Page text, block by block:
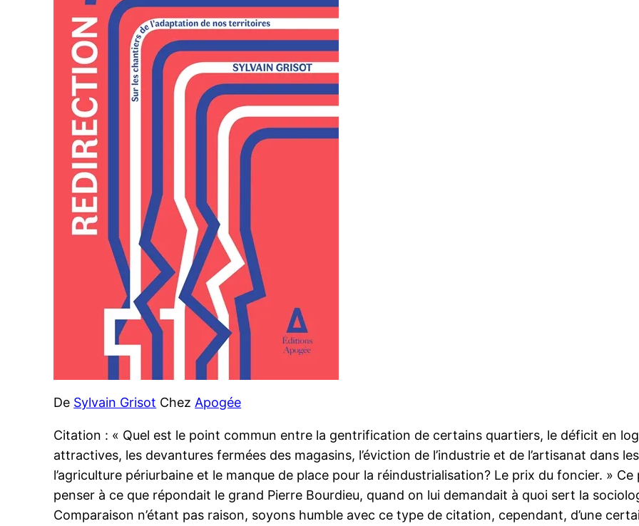
De Sylvain Grisot Chez Apogée
Citation : « Quel est le point commun entre la gentrification de certains quartiers, le déficit en
attractives, les devantures fermées des magasins, l’éviction de l’industrie et de l’artisanat dans
l’agriculture périurbaine et le manque de place pour la réindustrialisation? Le prix du foncier. » Ce
penser à ce que répondait le grand Pierre Bourdieu, quand on lui demandait à quoi sert la
Comparaison n’étant pas raison, soyons humble avec ce type de citation, cependant, d’une